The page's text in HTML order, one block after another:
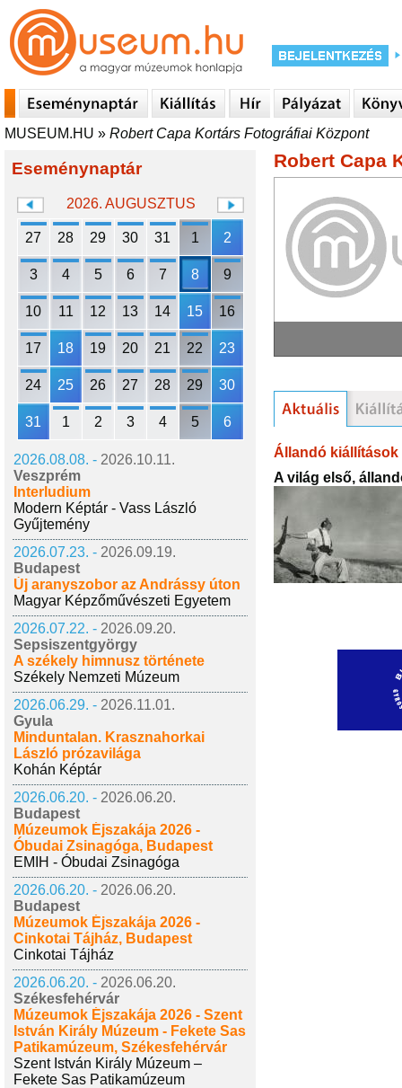
MUSEUM.HU » Robert Capa Kortárs Fotográfiai Központ
Eseménynaptár
2026. AUGUSZTUS
27 28 29 30 31 1 2
3 4 5 6 7 8 9
10 11 12 13 14 15 16
17 18 19 20 21 22 23
24 25 26 27 28 29 30
31 1 2 3 4 5 6
2026.08.08. - 2026.10.11.
Veszprém
Interludium
Modern Képtár - Vass László
Gyűjtemény
2026.07.23. - 2026.09.19.
Budapest
Új aranyszobor az Andrássy úton
Magyar Képzőművészeti Egyetem
2026.07.22. - 2026.09.20.
Sepsiszentgyörgy
A székely himnusz története
Székely Nemzeti Múzeum
2026.06.29. - 2026.11.01.
Gyula
Minduntalan. Krasznahorkai
László prózavilága
Kohán Képtár
2026.06.20. - 2026.06.20.
Budapest
Múzeumok Éjszakája 2026 -
Óbudai Zsinagóga, Budapest
EMIH - Óbudai Zsinagóga
2026.06.20. - 2026.06.20.
Budapest
Múzeumok Éjszakája 2026 -
Cinkotai Tájház, Budapest
Cinkotai Tájház
2026.06.20. - 2026.06.20.
Székesfehérvár
Múzeumok Éjszakája 2026 - Szent
István Király Múzeum - Fekete Sas
Patikamúzeum, Székesfehérvár
Szent István Király Múzeum –
Fekete Sas Patikamúzeum
Robert Capa
Állandó kiállítások
A világ első,